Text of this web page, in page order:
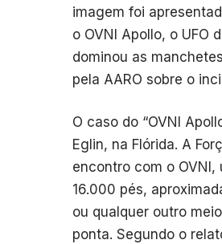
imagem foi
o OVNI Apollo, o UFO
dominou as
pela AARO sobre o
O caso do “OVNI
Eglin, na Flórida. A
encontro com o
16.000 pés,
ou qualquer outro
ponta. Segundo o